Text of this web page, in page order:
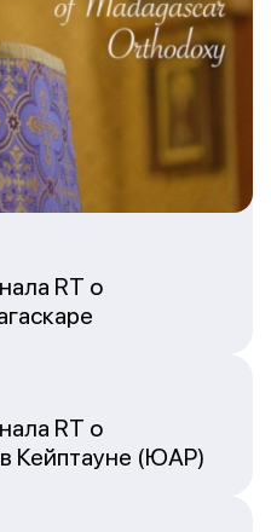
RT о
RT о
Кейптауне (ЮАР)